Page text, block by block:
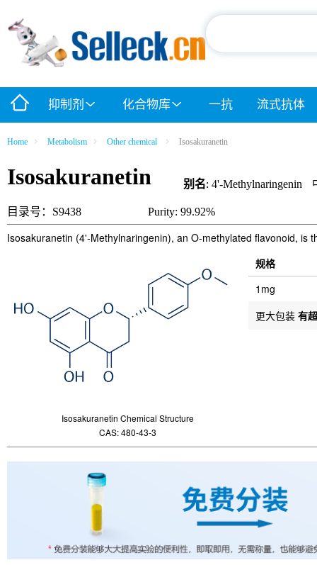
抑制剂 化合物库 一抗 流式抗体
Home Metabolism Other chemical Isosakuranetin
Isosakuranetin 别名: 4'-Methylnaringenin
目录号：S9438 Purity: 99.92%
Isosakuranetin (4'-Methylnaringenin), an O-methylated flavonoid,
Isosakuranetin Chemical Structure
CAS: 480-43-3
规格
1mg
更大包装 有